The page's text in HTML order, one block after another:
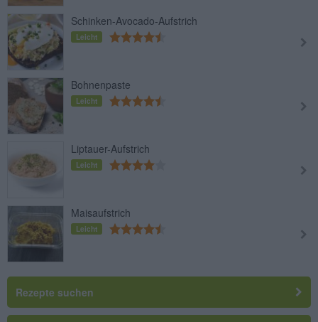
Schinken-Avocado-Aufstrich
Leicht
Bohnenpaste
Leicht
Liptauer-Aufstrich
Leicht
Maisaufstrich
Leicht
Rezepte suchen